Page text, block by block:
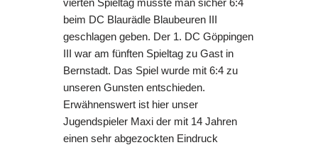
vierten Spieltag musste man sicher 6:4
beim DC Blaurädle Blaubeuren III
geschlagen geben. Der 1. DC Göppingen
III war am fünften Spieltag zu Gast in
Bernstadt. Das Spiel wurde mit 6:4 zu
unseren Gunsten entschieden.
Erwähnenswert ist hier unser
Jugendspieler Maxi der mit 14 Jahren
einen sehr abgezockten Eindruck